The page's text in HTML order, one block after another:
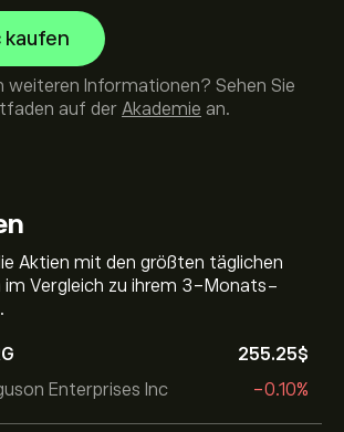
Aktien mit den größten täglichen
im Vergleich zu ihrem 3-Monats-
Enterprises Inc
255.25‎$‎
-0.10%
kaufen
weiteren Informationen? Sehen Sie
auf der Akademie an.